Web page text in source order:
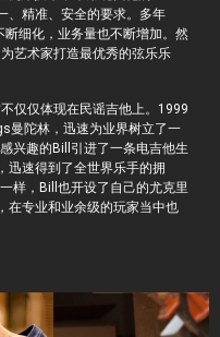
、精准、安全的要求。多年
细化，业务量也不断增加。然
艺术家打造最优秀的弦乐乐
仅仅体现在民谣吉他上。1999
曼陀林，迅速为业界树立了一
兴趣的Bill引进了一条电吉他生
迅速得到了全世界乐手的拥
样，Bill也开设了自己的尤克里
在专业和业余级的玩家当中也